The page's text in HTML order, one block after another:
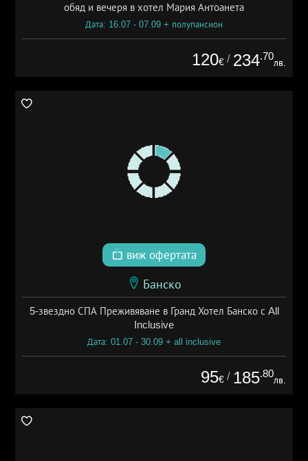
обяд и вечеря в хотел Мария Антоанета
Дата: 16.07 - 07.09 + полупансион
120€ / 234.70
лв.
виж офертата
Банско
5-звездно СПА Преживяване в Гранд Хотел Банско с All
Inclusive
Дата: 01.07 - 30.09 + all inclusive
95€ / 185.80
лв.